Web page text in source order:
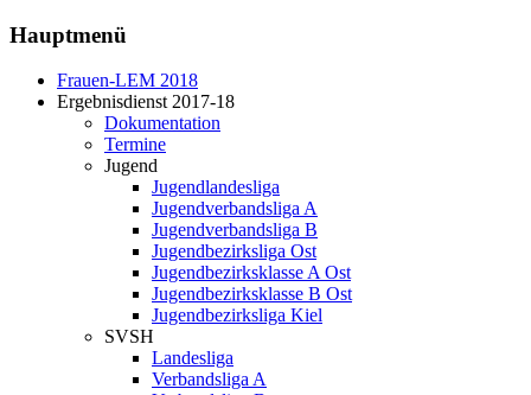
Hauptmenü
Frauen-LEM 2018
Ergebnisdienst 2017-18
Dokumentation
Termine
Jugend
Jugendlandesliga
Jugendverbandsliga A
Jugendverbandsliga B
Jugendbezirksliga Ost
Jugendbezirksklasse A Ost
Jugendbezirksklasse B Ost
Jugendbezirksliga Kiel
SVSH
Landesliga
Verbandsliga A